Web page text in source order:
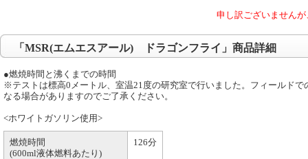
申し訳ございません
「MSR(エムエスアール) ドラゴンフライ」商品詳細
●燃焼時間と沸くまでの時間
※テストは標高0メートル、室温21度の研究室で行いました。フィールドで
なる場合がありますのでご了承ください。
<ホワイトガソリン使用>
燃焼時間
(600ml液体燃料あたり)
126分